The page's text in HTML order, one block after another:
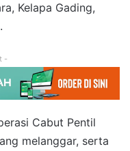
Kelapa Gading,
-
Cabut Pentil
melanggar, serta